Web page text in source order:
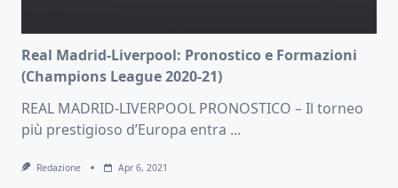
Real Madrid-Liverpool: Pronostico e Formazioni
(Champions League 2020-21)
REAL MADRID-LIVERPOOL PRONOSTICO – Il torneo
più prestigioso d’Europa entra ...
Redazione Apr 6, 2021